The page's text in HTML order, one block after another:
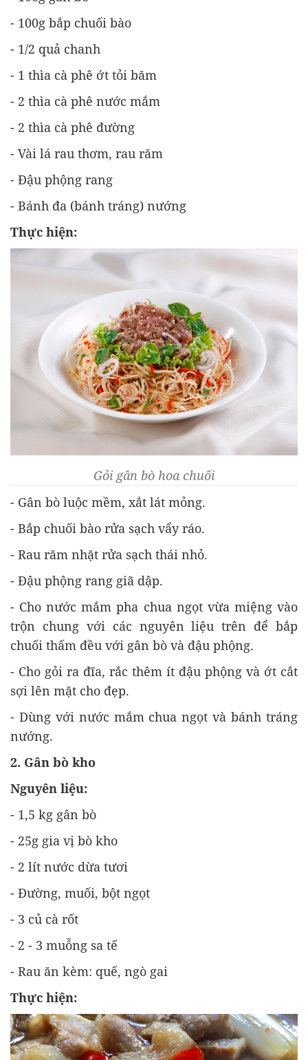
- 100g bắp chuối bào
- 1/2 quả chanh
- 1 thìa cà phê ớt tỏi băm
- 2 thìa cà phê nước mắm
- 2 thìa cà phê đường
- Vài lá rau thơm, rau răm
- Đậu phộng rang
- Bánh đa (bánh tráng) nướng
Thực hiện:
Gỏi gân bò hoa chuối
- Gân bò luộc mềm, xắt lát mỏng.
- Bắp chuối bào rửa sạch vẩy ráo.
- Rau răm nhặt rửa sạch thái nhỏ.
- Đậu phộng rang giã dập.
- Cho nước mắm pha chua ngọt vừa miệng vào
trộn chung với các nguyên liệu trên để bắp
chuối thấm đều với gân bò và đậu phộng.
- Cho gỏi ra đĩa, rắc thêm ít đậu phộng và ớt cắt
sợi lên mặt cho đẹp.
- Dùng với nước mắm chua ngọt và bánh tráng
nướng.
2. Gân bò kho
Nguyên liệu:
- 1,5 kg gân bò
- 25g gia vị bò kho
- 2 lít nước dừa tươi
- Đường, muối, bột ngọt
- 3 củ cà rốt
- 2 - 3 muỗng sa tế
- Rau ăn kèm: quế, ngò gai
Thực hiện: